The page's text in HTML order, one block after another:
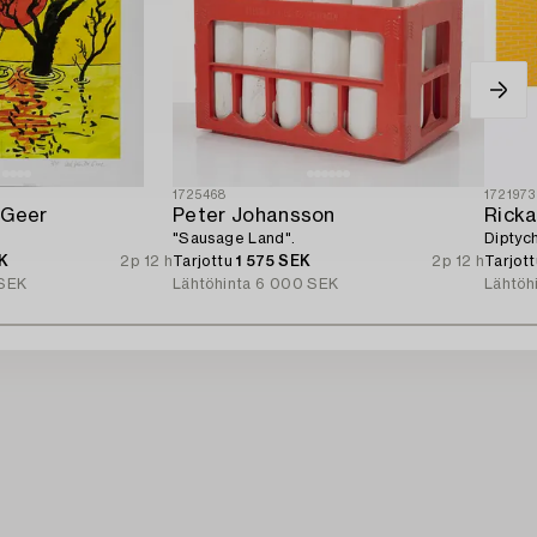
2p 12 h
1725468
Peter Johansson
"Sausage Land".
Tarjottu1 575 SEK
2p 12 h
Lähtöhinta 6 000 SEK
1721973